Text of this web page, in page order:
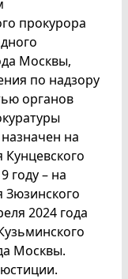
прокурора
Москвы,
по надзору
органов
на
году – на
Зюзинского
2024 года
Москвы.